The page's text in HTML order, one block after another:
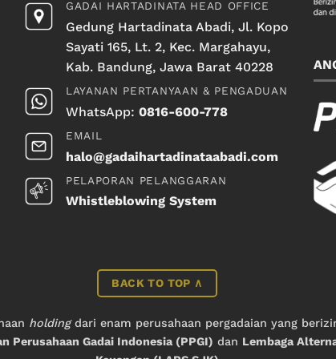
GADAI HARTADINATA HEAD OFFICE
Gedung Hartadinata Abadi, Jl. Kopo
Sayati 165, Lt. 2, Kec. Margahayu,
Kab. Bandung, Jawa Barat 40228
LAYANAN PERTANYAAN & PENGADUAN
WhatsApp: 0816-600-778
EMAIL
halo@gadaihartadinataabadi.com
PELAPORAN PELANGGARAN
Whistleblowing System
BACK TO TOP ∧
holdingdari enam perusahaan pergadaian yang
Perusahaan Gadai Indonesia (PPGI) dan Lembaga